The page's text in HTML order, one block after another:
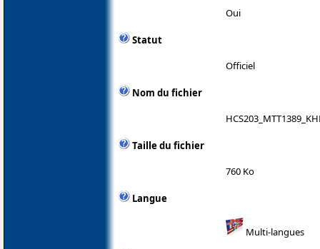
Oui
Statut
Officiel
Nom du fichier
Taille du fichier
760 Ko
Langue
Multi-langues